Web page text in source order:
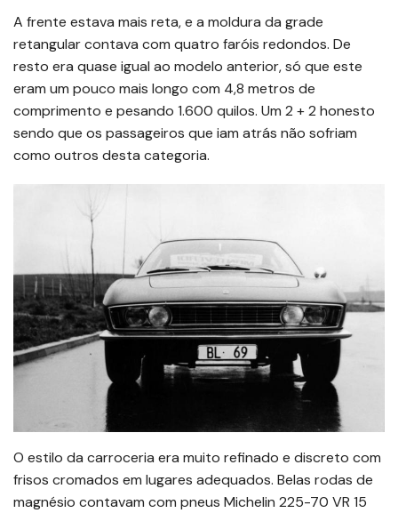
A frente estava mais reta, e a moldura da grade
retangular contava com quatro faróis redondos. De
resto era quase igual ao modelo anterior, só que este
eram um pouco mais longo com 4,8 metros de
comprimento e pesando 1.600 quilos. Um 2 + 2 honesto
sendo que os passageiros que iam atrás não sofriam
como outros desta categoria.
O estilo da carroceria era muito refinado e discreto com
frisos cromados em lugares adequados. Belas rodas de
magnésio contavam com pneus Michelin 225-70 VR 15